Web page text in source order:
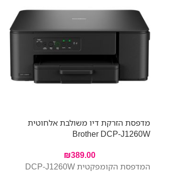
מדפסת הזרקת דיו משולבת אלחוטית
Brother DCP-J1260W
₪389.00
המדפסת הקומפקטית DCP-J1260W